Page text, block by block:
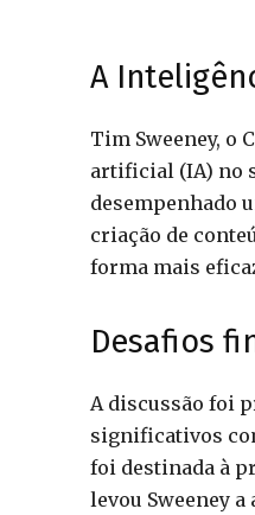
A
Tim Sweeney, o
artificial (IA) no
desempenhado
criação de
forma mais
Desafios
A discussão foi
significativos
foi destinada à
levou Sweeney